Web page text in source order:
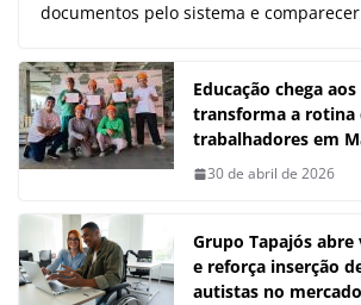
documentos pelo sistema e comparecer
Educação chega
transforma a rotina
trabalhadores em
30 de abril de 2026
Grupo Tapajós abre
e reforça inserção
autistas no